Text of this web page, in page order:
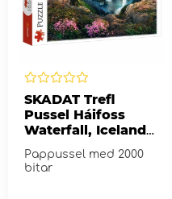
SKADAT Trefl
Pussel Háifoss
Waterfall, Iceland
2000 Bitar
Pappussel med 2000
bitar